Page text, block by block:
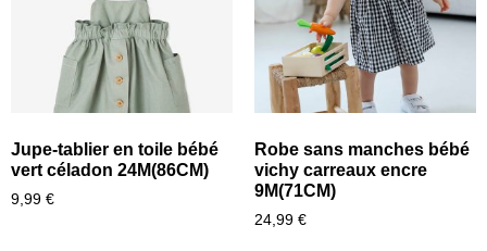
Jupe-tablier en toile bébé
vert céladon 24M(86CM)
9,99 €
Robe sans manches bébé
vichy carreaux encre
9M(71CM)
24,99 €